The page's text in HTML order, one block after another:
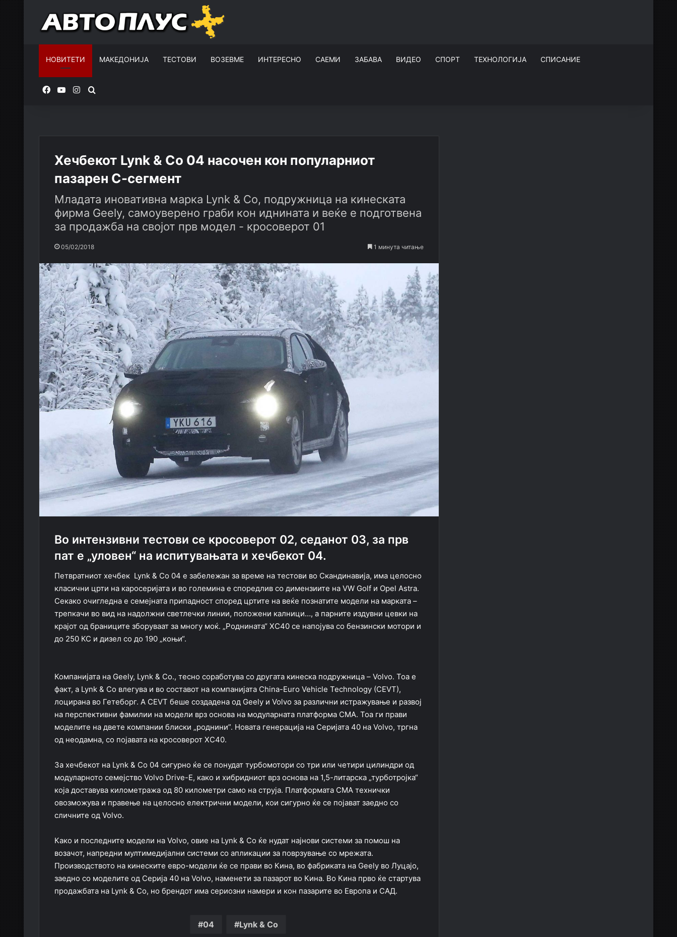
НОВИТЕТИ МАКЕДОНИЈА ТЕСТОВИ ВОЗЕВМЕ ИНТЕРЕСНО САЕМИ ЗАБАВА ВИДЕО СПОРТ ТЕХНОЛОГИЈА СПИСАНИЕ
FacebookYouTubeInstagram
Хечбекот Lynk & Co 04 насочен кон популарниот
пазарен С-сегмент
Младата иновативна марка Lynk & Co, подружница на кинеската
фирма Geely, самоуверено граби кон иднината и веќе е подготвена
за продажба на својот прв модел - кросоверот 01
05/02/2018 1 минута читање
Во интензивни тестови се кросоверот 02, седанот 03, за прв
пат е „уловен“ на испитувањата и хечбекот 04.
Петвратниот хечбек Lynk & Co 04 е забележан за време на тестови во Скандинавија, има целосно
класични црти на каросеријата и во големина е споредлив со димензиите на VW Golf и Opel Astra.
Секако очигледна е семејната припадност според цртите на веќе познатите модели на марката –
трепкачи во вид на надолжни светлечки линии, положени калници…, а парните издувни цевки на
крајот од браниците зборуваат за многу моќ. „Роднината“ XC40 се напојува со бензински мотори и
до 250 КС и дизел со до 190 „коњи“.
Компанијата на Geely, Lynk & Co., тесно соработува со другата кинеска подружница – Volvo. Тоа е
факт, а Lynk & Co влегува и во составот на компанијата China-Euro Vehicle Technology (CEVT),
лоцирана во Гетеборг. А CEVT беше создадена од Geely и Volvo за различни истражување и развој
на перспективни фамилии на модели врз основа на модуларната платформа CMA. Тоа ги прави
моделите на двете компании блиски „роднини”. Новата генерација на Серијата 40 на Volvo, тргна
од неодамна, со појавата на кросоверот XC40.
За хечбекот на Lynk & Co 04 сигурно ќе се понудат турбомотори со три или четири цилиндри од
модуларното семејство Volvo Drive-E, како и хибридниот врз основа на 1,5-литарска „турботројка“
која доставува километража од 80 километри само на струја. Платформата СМА технички
овозможува и правење на целосно електрични модели, кои сигурно ќе се појават заедно со
сличните од Volvo.
Како и последните модели на Volvo, овие на Lynk & Co ќе нудат најнови системи за помош на
возачот, напредни мултимедијални системи со апликации за поврзување со мрежата.
Производството на кинеските евро-модели ќе се прави во Кина, во фабриката на Geely во Луцајо,
заедно со моделите од Серија 40 на Volvo, наменети за пазарот во Кина. Во Кина прво ќе стартува
продажбата на Lynk & Co, но брендот има сериозни намери и кон пазарите во Европа и САД.
04 Lynk & Co